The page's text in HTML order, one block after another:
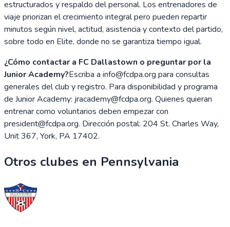
estructurados y respaldo del personal. Los entrenadores de
viaje priorizan el crecimiento integral pero pueden repartir
minutos según nivel, actitud, asistencia y contexto del partido,
sobre todo en Elite, donde no se garantiza tiempo igual.
¿Cómo contactar a FC Dallastown o preguntar por la
Junior Academy?Escriba a info@fcdpa.org para consultas
generales del club y registro. Para disponibilidad y programa
de Junior Academy: jracademy@fcdpa.org. Quienes quieran
entrenar como voluntarios deben empezar con
president@fcdpa.org. Dirección postal: 204 St. Charles Way,
Unit 367, York, PA 17402.
Otros clubes en Pennsylvania